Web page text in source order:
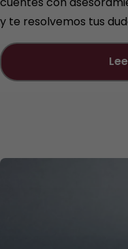
y te resolvemos tus